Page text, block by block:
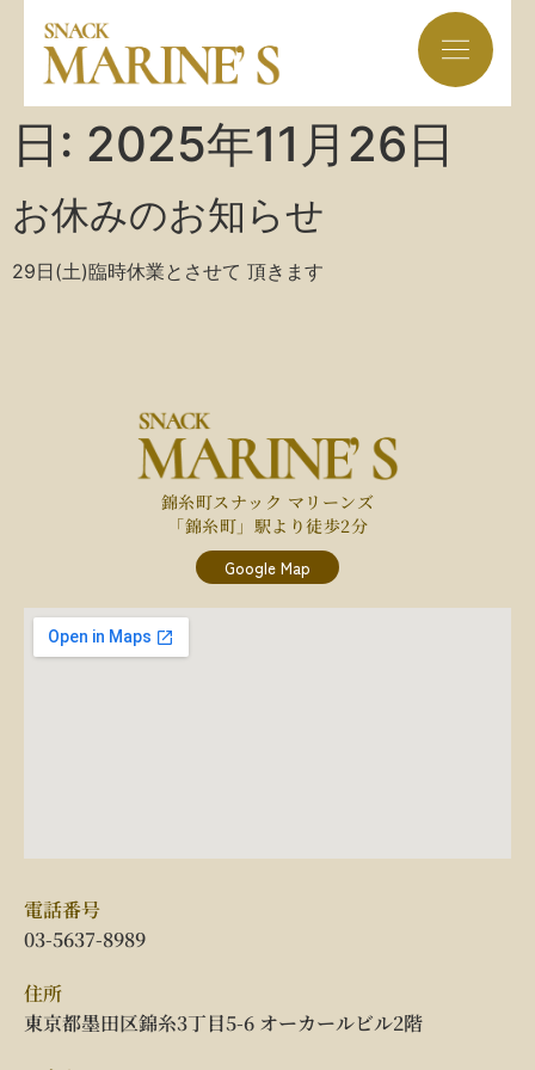
日: 2025年11月26日
お休みのお知らせ
29日(土)臨時休業とさせて 頂きます
錦糸町スナック マリーンズ
「錦糸町」駅より徒歩2分
Google Map
電話番号
03-5637-8989
住所
東京都墨田区錦糸3丁目5-6 オーカールビル2階